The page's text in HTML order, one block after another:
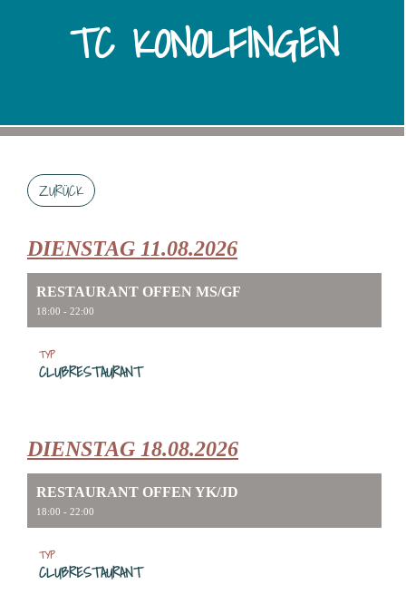
TC KONOLFINGEN
ZURÜCK
DIENSTAG 11.08.2026
RESTAURANT OFFEN MS/GF
18:00 - 22:00
TYP
CLUBRESTAURANT
DIENSTAG 18.08.2026
RESTAURANT OFFEN YK/JD
18:00 - 22:00
TYP
CLUBRESTAURANT